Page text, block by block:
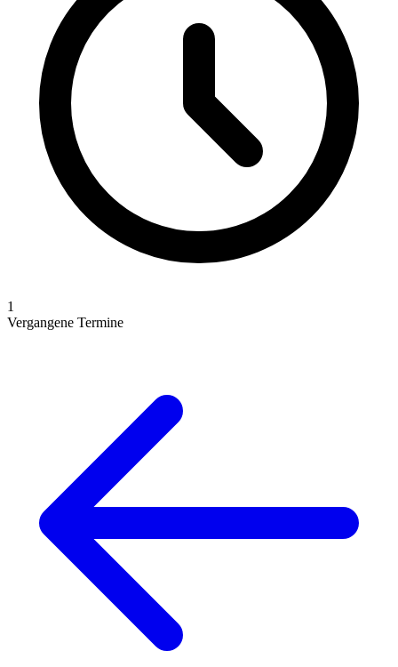
1
Vergangene Termine